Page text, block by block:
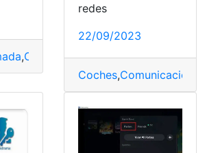
,Comunicación,Llamadas,México,
redes
22/09/2023
Coches,Comunicación